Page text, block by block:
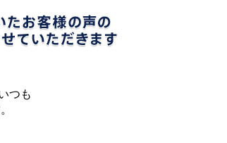
つも